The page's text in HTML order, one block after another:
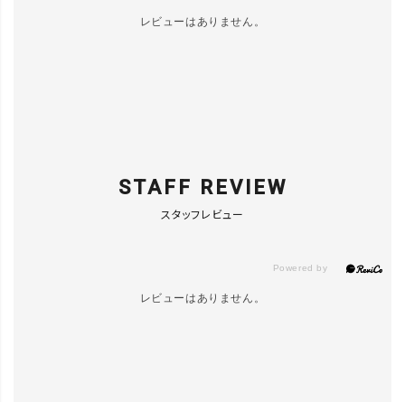
レビューはありません。
STAFF REVIEW
スタッフレビュー
レビューはありません。